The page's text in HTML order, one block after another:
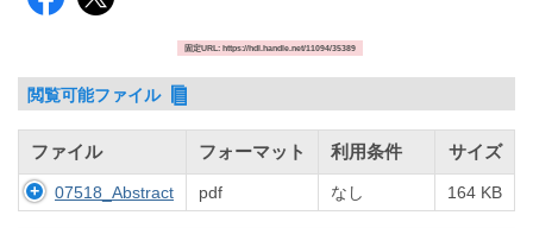
固定URL: https://hdl.handle.net/11094/35389
閲覧可能ファイル
ファイル フォーマット 利用条件 サイズ
07518_Abstract pdf なし 164 KB